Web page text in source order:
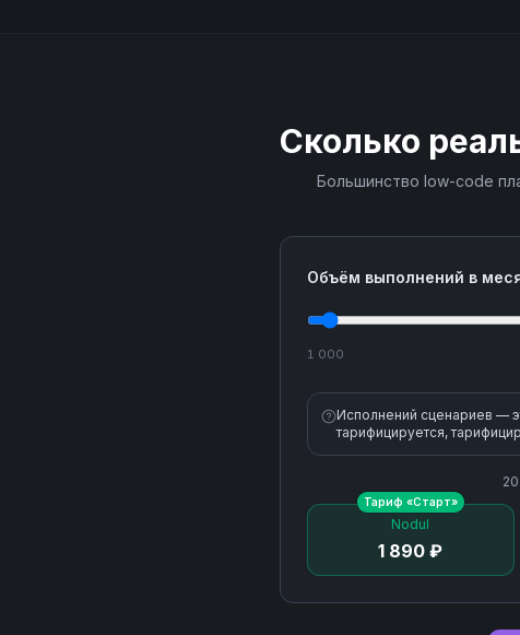
Сколько
Большинство low-code
Объём выполнений в
1 000
Исполнений сценариев —
тарифицируется,
Nodul
1 890 ₽
Тариф «Старт»